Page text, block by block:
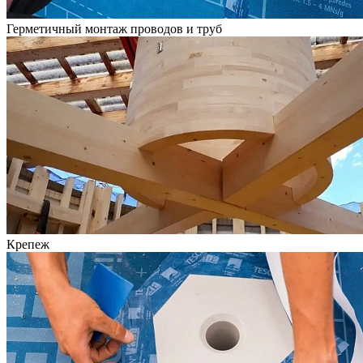
Герметичный монтаж проводов и труб
Крепеж